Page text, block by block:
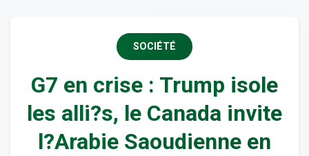
SOCIÉTÉ
G7 en crise : Trump isole
les alli?s, le Canada invite
l?Arabie Saoudienne en